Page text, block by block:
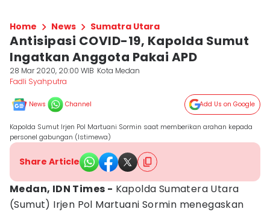
Home News Sumatra Utara
Antisipasi COVID-19, Kapolda Sumut
Ingatkan Anggota Pakai APD
28 Mar 2020, 20:00 WIB Kota Medan
Fadli Syahputra
News Channel Add Us on Google
Kapolda Sumut Irjen Pol Martuani Sormin saat memberikan arahan kepada
personel gabungan (Istimewa)
Share Article
Medan, IDN Times - Kapolda Sumatera Utara
(Sumut) Irjen Pol Martuani Sormin menegaskan